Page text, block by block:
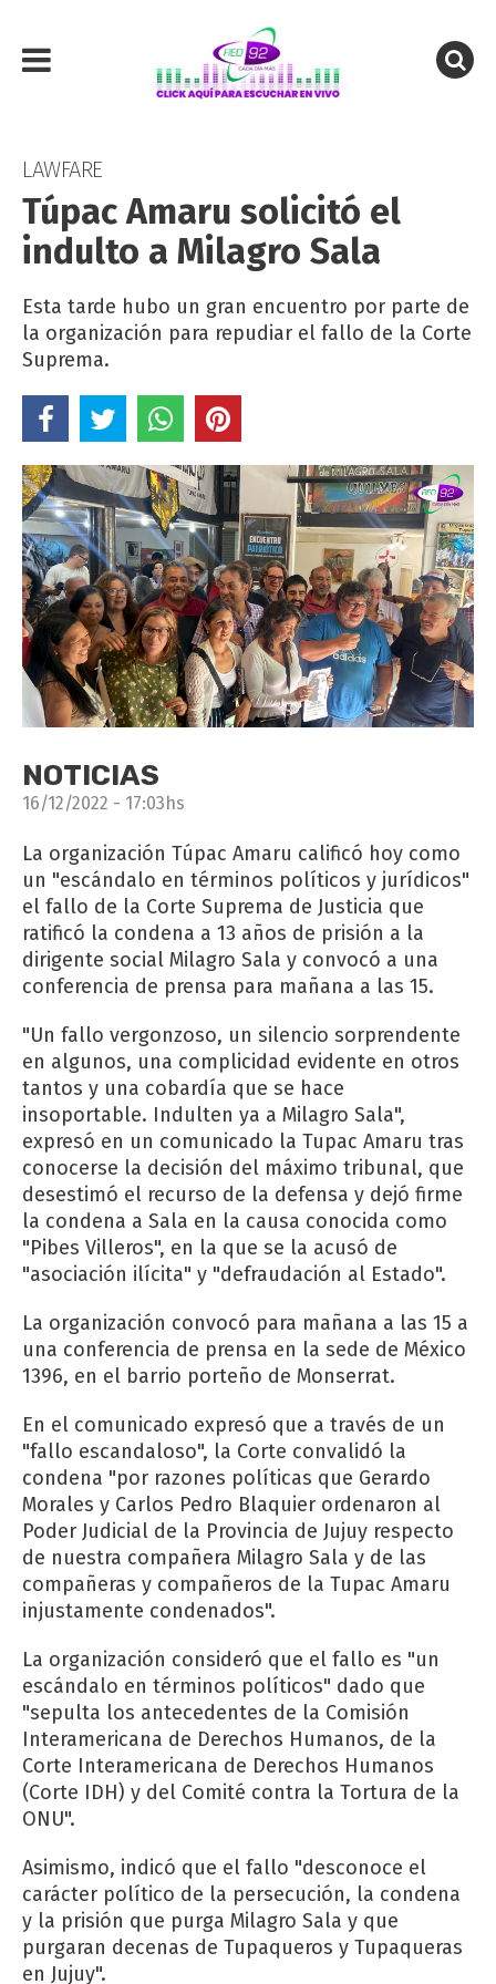
LAWFARE
Túpac Amaru solicitó el
indulto a Milagro Sala
Esta tarde hubo un gran encuentro por parte de
la organización para repudiar el fallo de la Corte
Suprema.
NOTICIAS
16/12/2022 - 17:03hs
La organización Túpac Amaru calificó hoy como
un "escándalo en términos políticos y jurídicos"
el fallo de la Corte Suprema de Justicia que
ratificó la condena a 13 años de prisión a la
dirigente social Milagro Sala y convocó a una
conferencia de prensa para mañana a las 15.
"Un fallo vergonzoso, un silencio sorprendente
en algunos, una complicidad evidente en otros
tantos y una cobardía que se hace
insoportable. Indulten ya a Milagro Sala",
expresó en un comunicado la Tupac Amaru tras
conocerse la decisión del máximo tribunal, que
desestimó el recurso de la defensa y dejó firme
la condena a Sala en la causa conocida como
"Pibes Villeros", en la que se la acusó de
"asociación ilícita" y "defraudación al Estado".
La organización convocó para mañana a las 15 a
una conferencia de prensa en la sede de México
1396, en el barrio porteño de Monserrat.
En el comunicado expresó que a través de un
"fallo escandaloso", la Corte convalidó la
condena "por razones políticas que Gerardo
Morales y Carlos Pedro Blaquier ordenaron al
Poder Judicial de la Provincia de Jujuy respecto
de nuestra compañera Milagro Sala y de las
compañeras y compañeros de la Tupac Amaru
injustamente condenados".
La organización consideró que el fallo es "un
escándalo en términos políticos" dado que
"sepulta los antecedentes de la Comisión
Interamericana de Derechos Humanos, de la
Corte Interamericana de Derechos Humanos
(Corte IDH) y del Comité contra la Tortura de la
ONU".
Asimismo, indicó que el fallo "desconoce el
carácter político de la persecución, la condena
y la prisión que purga Milagro Sala y que
purgaran decenas de Tupaqueros y Tupaqueras
en Jujuy".